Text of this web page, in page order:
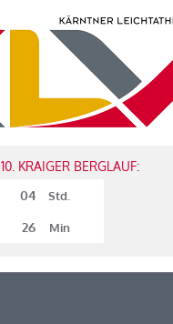
10. KRAIGER BERGLAUF:
04
Std.
26 Min